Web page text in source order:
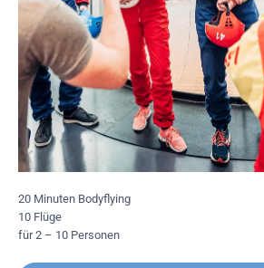
20 Minuten Bodyflying
10 Flüge
für 2 – 10 Personen